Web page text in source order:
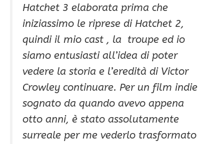
Hatchet 3 elaborata prima che
iniziassimo le riprese di Hatchet 2,
quindi il mio cast , la troupe ed io
siamo entusiasti all’idea di poter
vedere la storia e l’eredità di Victor
Crowley continuare. Per un film indie
sognato da quando avevo appena
otto anni, è stato assolutamente
surreale per me vederlo trasformato